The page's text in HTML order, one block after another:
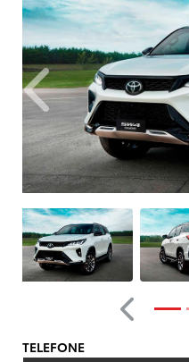
Anterior
Anterior
TELEFONE